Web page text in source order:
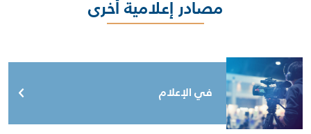
مصادر إعلامية أخرى
في الإعلام